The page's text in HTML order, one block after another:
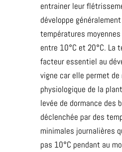
entrainer leur
développe
températures
entre 10°C et 20°C. La
facteur essentiel au
vigne car elle permet
physiologique de la
levée de dormance des
déclenchée par des
minimales journalières
pas 10°C pendant au